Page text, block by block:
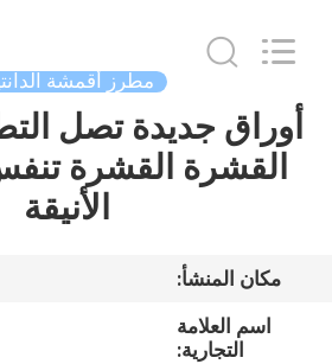
منزل
حول
Reserved.
مطرز أقمشة
أوراق جديدة تصل
القشرة القشرة
الأنيقة
مكان المنشأ:
اسم العلامة
التجارية: